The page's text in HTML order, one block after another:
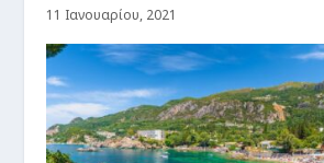
11 Ιανουαρίου, 2021